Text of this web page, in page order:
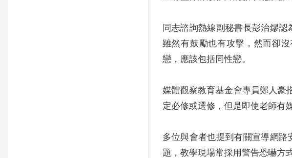
同志諮詢熱線副秘書長彭治鏐
雖然有鼓勵也有攻擊，然而卻
戀，應該包括同性戀。
媒體觀察教育基金會專員鄭人豪
定必修或選修，但是即使老師有
多位與會者也提到有關宣導網
題，教學現場常採用警告恐嚇方